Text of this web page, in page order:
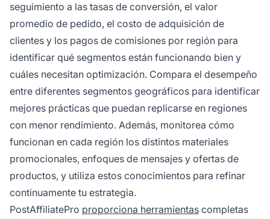
seguimiento a las tasas de conversión, el valor
promedio de pedido, el costo de adquisición de
clientes y los pagos de comisiones por región para
identificar qué segmentos están funcionando bien y
cuáles necesitan optimización. Compara el desempeño
entre diferentes segmentos geográficos para identificar
mejores prácticas que puedan replicarse en regiones
con menor rendimiento. Además, monitorea cómo
funcionan en cada región los distintos materiales
promocionales, enfoques de mensajes y ofertas de
productos, y utiliza estos conocimientos para refinar
continuamente tu estrategia.
PostAffiliatePro proporciona herramientas completas